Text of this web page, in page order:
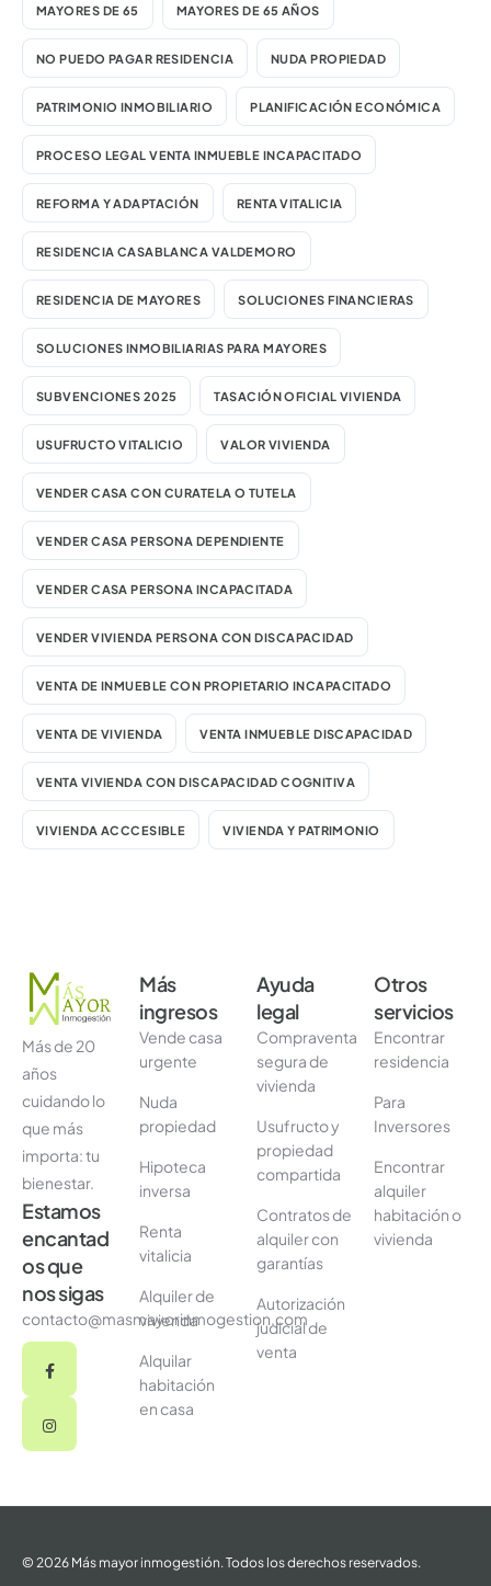
MAYORES DE 65 MAYORES DE 65 AÑOS
NO PUEDO PAGAR RESIDENCIA NUDA PROPIEDAD
PATRIMONIO INMOBILIARIO PLANIFICACIÓN ECONÓMICA
PROCESO LEGAL VENTA INMUEBLE INCAPACITADO
REFORMA Y ADAPTACIÓN RENTA VITALICIA
RESIDENCIA CASABLANCA VALDEMORO
RESIDENCIA DE MAYORES SOLUCIONES FINANCIERAS
SOLUCIONES INMOBILIARIAS PARA MAYORES
SUBVENCIONES 2025 TASACIÓN OFICIAL VIVIENDA
USUFRUCTO VITALICIO VALOR VIVIENDA
VENDER CASA CON CURATELA O TUTELA
VENDER CASA PERSONA DEPENDIENTE
VENDER CASA PERSONA INCAPACITADA
VENDER VIVIENDA PERSONA CON DISCAPACIDAD
VENTA DE INMUEBLE CON PROPIETARIO INCAPACITADO
VENTA DE VIVIENDA VENTA INMUEBLE DISCAPACIDAD
VENTA VIVIENDA CON DISCAPACIDAD COGNITIVA
VIVIENDA ACCCESIBLE VIVIENDA Y PATRIMONIO
Más de 20
años
cuidando lo
que más
importa: tu
bienestar.
Estamos
encantad
os que
nos sigas
contacto@masmayorinmogestion.com
Más
ingresos
Vende casa
urgente
Nuda
propiedad
Hipoteca
inversa
Renta
vitalicia
Alquiler de
vivienda
Alquilar
habitación
en casa
Ayuda
legal
Compraventa
segura de
vivienda
Usufructo y
propiedad
compartida
Contratos de
alquiler con
garantías
Autorización
judicial de
venta
Otros
servicios
Encontrar
residencia
Para
Inversores
Encontrar
alquiler
habitación o
vivienda
© 2026 Más mayor inmogestión. Todos los derechos reservados.